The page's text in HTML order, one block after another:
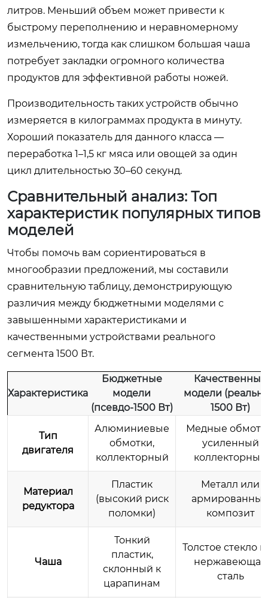
литров. Меньший объем может привести к
быстрому переполнению и неравномерному
измельчению, тогда как слишком большая чаша
потребует закладки огромного количества
продуктов для эффективной работы ножей.
Производительность таких устройств обычно
измеряется в килограммах продукта в минуту.
Хороший показатель для данного класса —
переработка 1–1,5 кг мяса или овощей за один
цикл длительностью 30–60 секунд.
Сравнительный анализ: Топ
характеристик популярных типов
моделей
Чтобы помочь вам сориентироваться в
многообразии предложений, мы составили
сравнительную таблицу, демонстрирующую
различия между бюджетными моделями с
завышенными характеристиками и
качественными устройствами реального
сегмента 1500 Вт.
Характеристика
Бюджетные
модели
(псевдо-1500 Вт)
Качественные
модели
1500 Вт)
Тип
двигателя
Алюминиевые
обмотки,
коллекторный
Медные
усиленный
коллекторный
Материал
редуктора
Пластик
(высокий риск
поломки)
Металл или
композит
Чаша
Тонкий
пластик,
склонный к
царапинам
Толстое стекло
нержавеющая
сталь